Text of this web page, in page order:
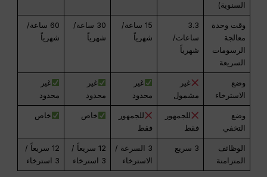
السنوية)
وقت وحدة
معالجة
الرسومات
السريعة
3.3
ساعات/
شهرياً
15 ساعة/
شهرياً
30 ساعة/
شهرياً
60 ساعة/
شهرياً
وضع
الاسترخاء
غير
مشمول
غير
محدود
غير
محدود
غير
محدود
وضع
التخفي
للجمهور
فقط
للجمهور
فقط
خاص خاص
الوظائف
المتزامنة
3 سريع
3 السرعة /
الاسترخاء
12 سريعاً /
3 استرخاء
12 سريعاً /
3 استرخاء